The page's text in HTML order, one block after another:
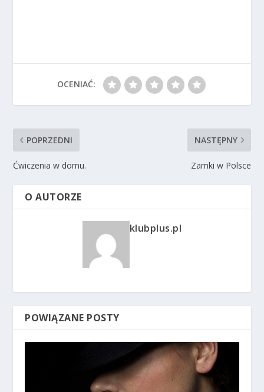
OCENIAĆ:
POPRZEDNI
Ćwiczenia w domu.
NASTĘPNY
Zamki w Polsce
O AUTORZE
klubplus.pl
POWIĄZANE POSTY